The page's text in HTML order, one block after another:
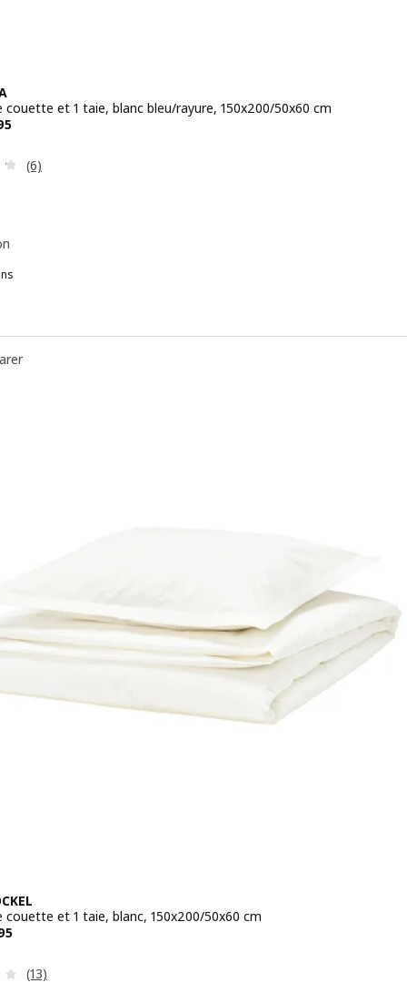
couette et 1 taie, blanc bleu/rayure, 150x200/50x60 cm
29.95
Révision: 4.2 hors de 5 étoiles. Nombre total de
(6)
Housse de couette et 1 taie, blanc rouge/rayure,
Housse de couette et 1 taie, blanc vert/rayure, 150x200/
Housse de couette et 1 taie, blanc beige/rayure,
couette et 1 taie, blanc, 150x200/50x60 cm
49.95
Révision: 3.4 hors de 5 étoiles. Nombre total de
(13)